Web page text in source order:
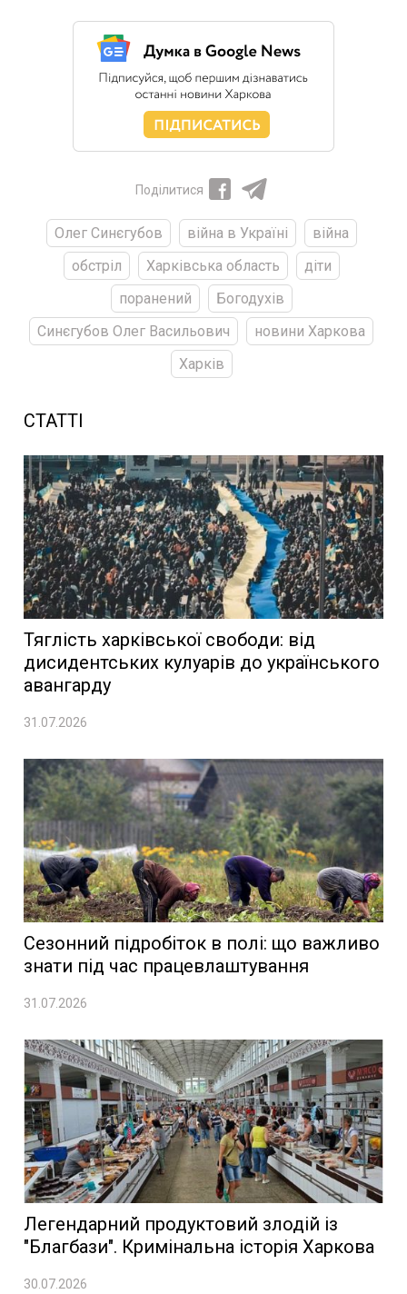
Поділитися
Олег Синєгубов війна в Україні
війна
обстріл
Харківська область
діти
поранений
Богодухів
Синєгубов Олег Васильович
новини Харкова
Харків
СТАТТІ
Тяглість харківської свободи: від
дисидентських кулуарів до українського
авангарду
31.07.2026
Сезонний підробіток в полі: що важливо
знати під час працевлаштування
31.07.2026
Легендарний продуктовий злодій із
"Благбази". Кримінальна історія Харкова
30.07.2026